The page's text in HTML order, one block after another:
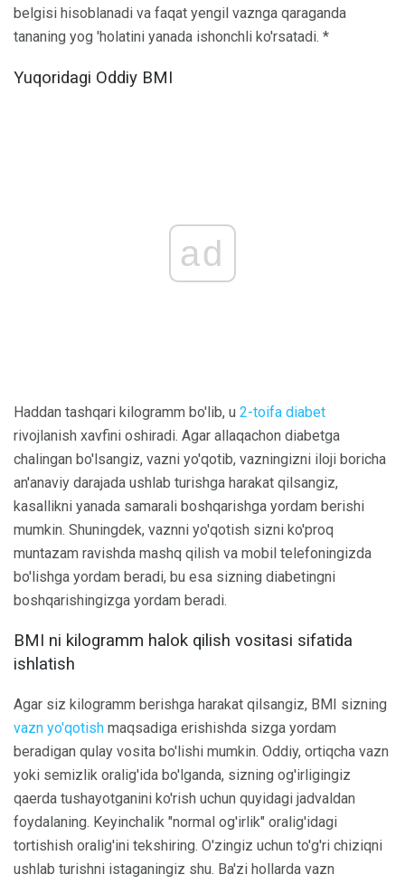
belgisi hisoblanadi va faqat yengil vaznga qaraganda
tananing yog 'holatini yanada ishonchli ko'rsatadi. *
Yuqoridagi Oddiy BMI
ad
Haddan tashqari kilogramm bo'lib, u 2-toifa diabet
rivojlanish xavfini oshiradi. Agar allaqachon diabetga
chalingan bo'lsangiz, vazni yo'qotib, vazningizni iloji boricha
an'anaviy darajada ushlab turishga harakat qilsangiz,
kasallikni yanada samarali boshqarishga yordam berishi
mumkin. Shuningdek, vaznni yo'qotish sizni ko'proq
muntazam ravishda mashq qilish va mobil telefoningizda
bo'lishga yordam beradi, bu esa sizning diabetingni
boshqarishingizga yordam beradi.
BMI ni kilogramm halok qilish vositasi sifatida
ishlatish
Agar siz kilogramm berishga harakat qilsangiz, BMI sizning
vazn yo'qotish maqsadiga erishishda sizga yordam
beradigan qulay vosita bo'lishi mumkin. Oddiy, ortiqcha vazn
yoki semizlik oralig'ida bo'lganda, sizning og'irligingiz
qaerda tushayotganini ko'rish uchun quyidagi jadvaldan
foydalaning. Keyinchalik "normal og'irlik" oralig'idagi
tortishish oralig'ini tekshiring. O'zingiz uchun to'g'ri chiziqni
ushlab turishni istaganingiz shu. Ba'zi hollarda vazn